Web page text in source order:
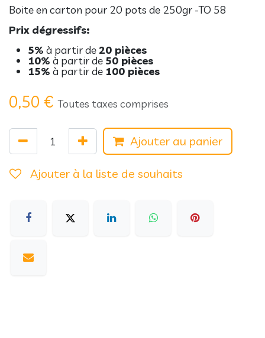
Boite en carton pour 20 pots de 250gr -TO 58
Prix dégressifs:
5% à partir de20 pièces
10% à partir de 50 pièces
15% à partir de 100 pièces
0,50 € Toutes taxes comprises
Ajouter au panier
Ajouter à la liste de souhaits